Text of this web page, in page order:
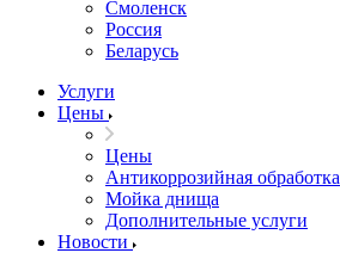
Смоленск
Россия
Беларусь
Услуги
Цены
Цены
Антикоррозийная обработка
Мойка днища
Дополнительные услуги
Новости